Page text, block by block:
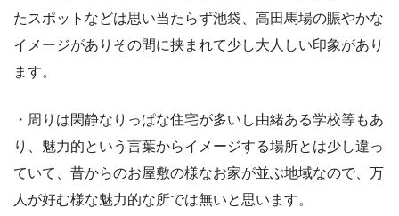
たスポットなどは思い当たらず池袋、高田馬場の賑やかな
イメージがありその間に挟まれて少し大人しい印象があり
ます。
・周りは閑静なりっぱな住宅が多いし由緒ある学校等もあ
り、魅力的という言葉からイメージする場所とは少し違っ
ていて、昔からのお屋敷の様なお家が並ぶ地域なので、万
人が好む様な魅力的な所では無いと思います。